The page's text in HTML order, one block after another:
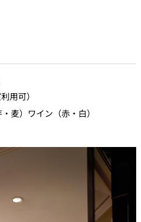
ズ
用可）
麦）ワイン（赤・白）